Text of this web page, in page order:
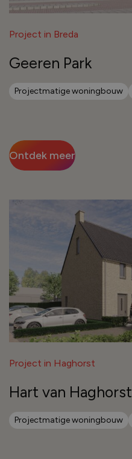
Project in Breda
Geeren Park
Projectmatige woningbouw
Ontdek meer
Project in Haghorst
Hart van Haghorst
Projectmatige woningbouw